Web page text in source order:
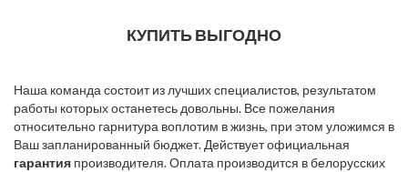
КУПИТЬ ВЫГОДНО
Наша команда состоит из лучших специалистов, результатом
работы которых останетесь довольны. Все пожелания
относительно гарнитура воплотим в жизнь, при этом уложимся в
Ваш запланированный бюджет. Действует официальная
гарантия производителя. Оплата производится в белорусских